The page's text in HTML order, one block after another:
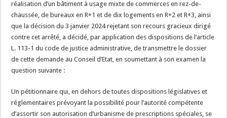
réalisation d’un bâtiment à usage mixte de commerces en rez-de-
chaussée, de bureaux en R+1 et de dix logements en R+2 et R+3, ainsi
que la décision du 3 janvier 2024 rejetant son recours gracieux dirigé
contre cet arrêté, a décidé, par application des dispositions de l’article
L. 113-1 du code de justice administrative, de transmettre le dossier
de cette demande au Conseil d’Etat, en soumettant à son examen la
question suivante :
Un pétitionnaire qui, en dehors de toutes dispositions législatives et
réglementaires prévoyant la possibilité pour l’autorité compétente
d’assortir son autorisation d’urbanisme de prescriptions spéciales, se